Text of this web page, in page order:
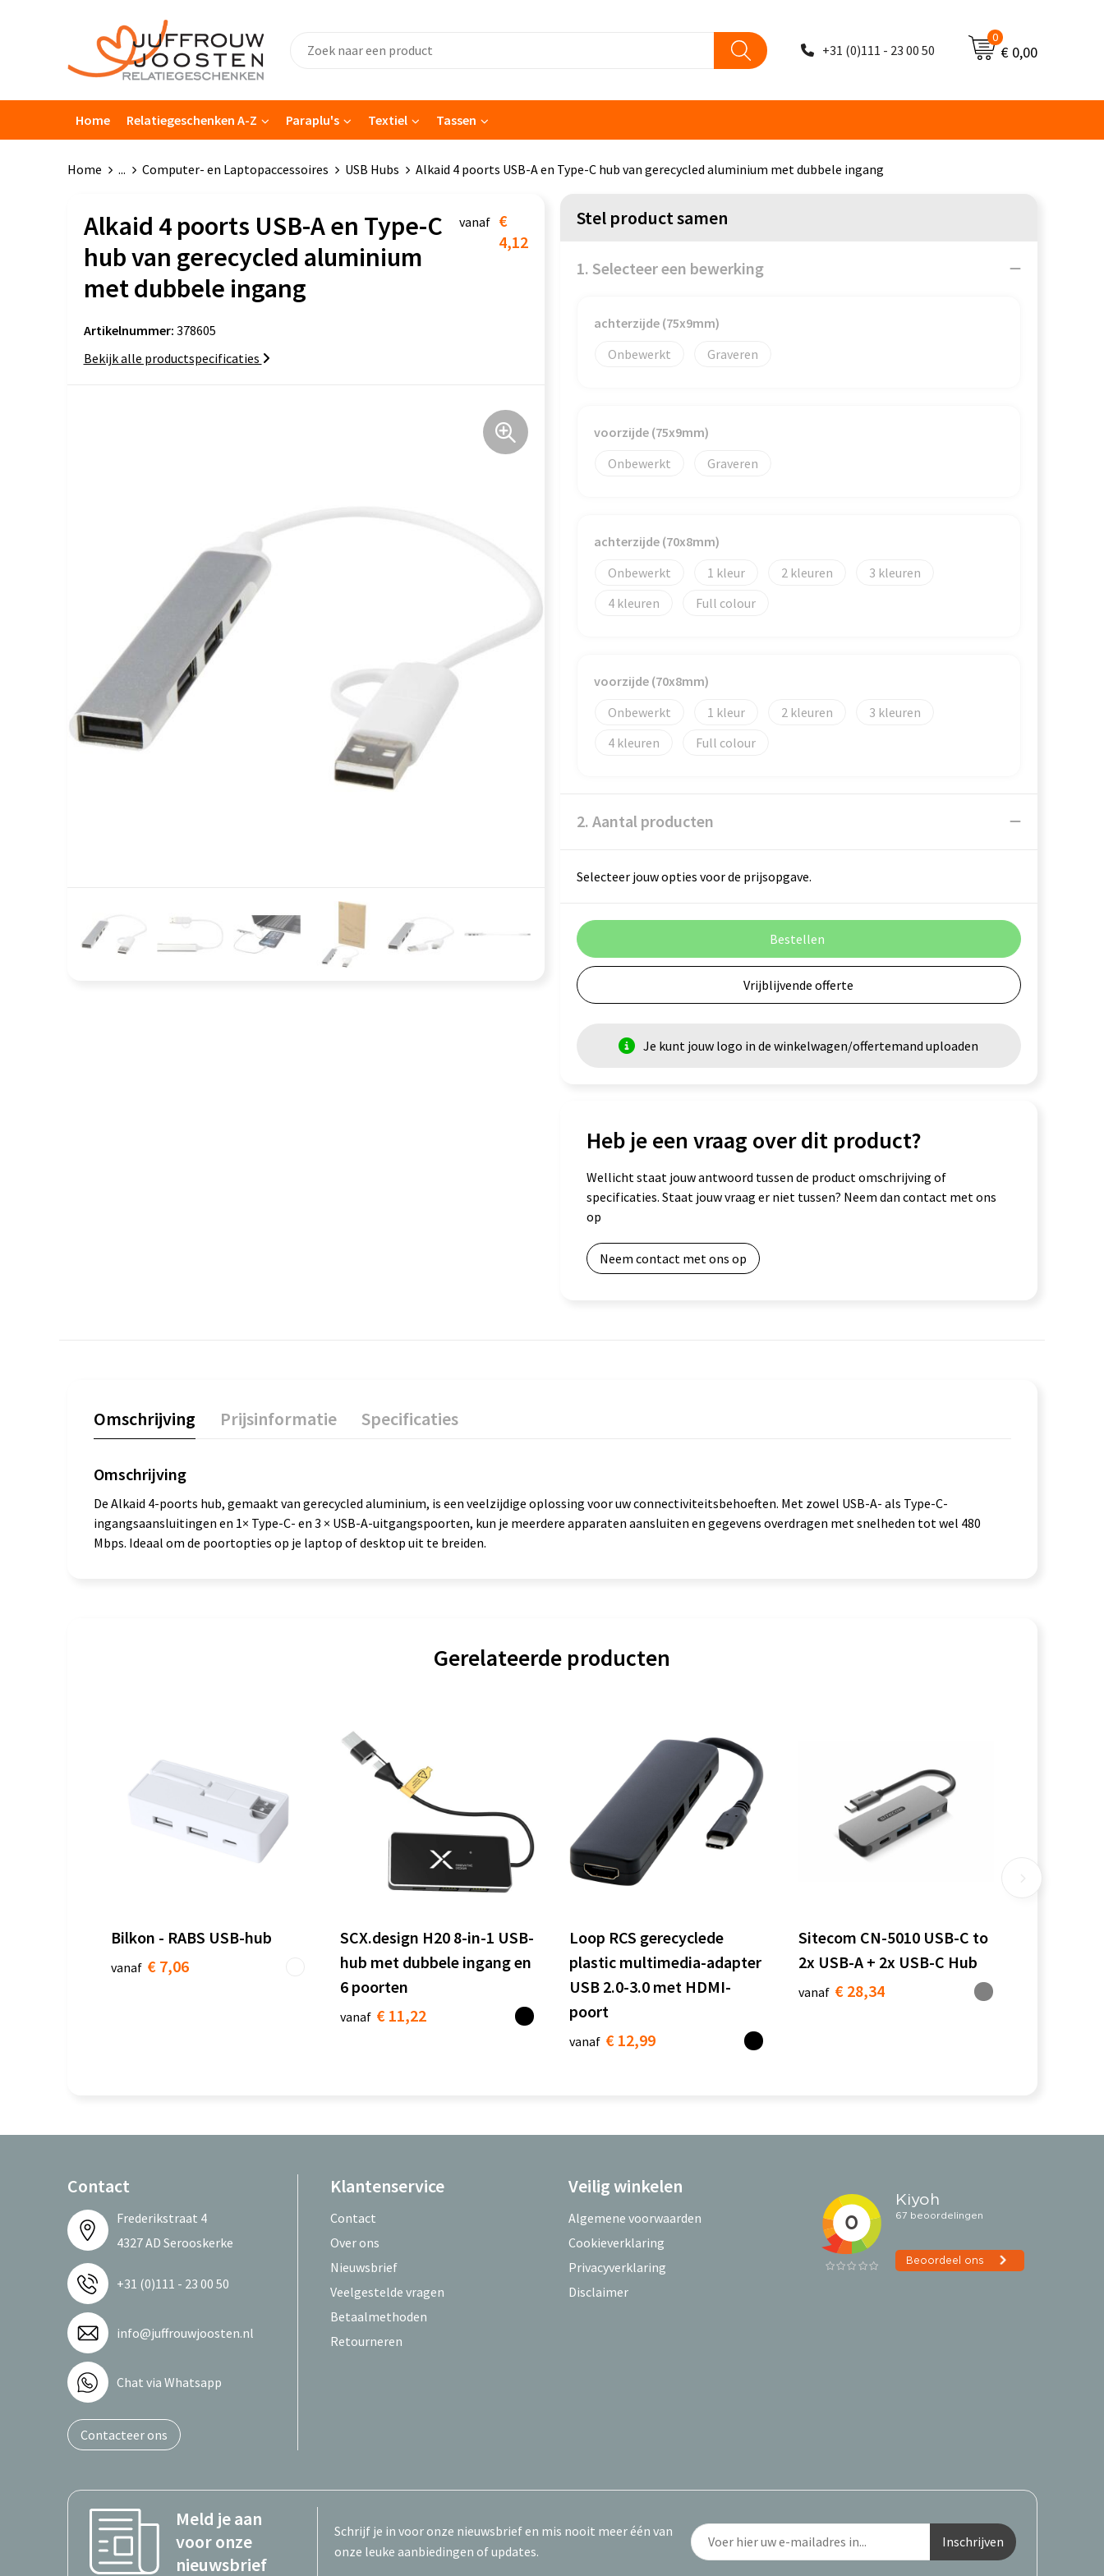
+31 (0)111 - 23 00 50
0
€ 0,00
Home Relatiegeschenken A-Z Paraplu's Textiel Tassen
Home ... Computer- en Laptopaccessoires USB Hubs Alkaid 4 poorts USB-A en Type-C hub van gerecycled aluminium met dubbele ingang
Alkaid 4 poorts USB-A en Type-C
hub van gerecycled aluminium
met dubbele ingang
vanaf €
4,12
Artikelnummer: 378605
Bekijk alle productspecificaties
Stel product samen
1. Selecteer een bewerking
achterzijde (75x9mm)
Onbewerkt
Graveren
voorzijde (75x9mm)
Onbewerkt
Graveren
achterzijde (70x8mm)
Onbewerkt
1 2
3
4
Full colour
voorzijde (70x8mm)
Onbewerkt
1 2
3
4
Full colour
2. Aantal producten
Selecteer jouw opties voor de prijsopgave.
Bestellen
Vrijblijvende offerte
Je kunt jouw logo in de winkelwagen/offertemand uploaden
Heb je een vraag over dit product?
Wellicht staat jouw antwoord tussen de product omschrijving of
specificaties. Staat jouw vraag er niet tussen? Neem dan contact met ons
op
Neem contact met ons op
Omschrijving Prijsinformatie Specificaties
Omschrijving
De Alkaid 4-poorts hub, gemaakt van gerecycled aluminium, is een veelzijdige oplossing voor uw connectiviteitsbehoeften. Met zowel USB-A- als Type-C-
ingangsaansluitingen en 1× Type-C- en 3 × USB-A-uitgangspoorten, kun je meerdere apparaten aansluiten en gegevens overdragen met snelheden tot wel 480
Mbps. Ideaal om de poortopties op je laptop of desktop uit te breiden.
Gerelateerde producten
Bilkon - RABS USB-hub
vanaf € 7,06
SCX.design H20 8-in-1 USB-
hub met dubbele ingang en
6 poorten
vanaf € 11,22
Loop RCS gerecyclede
plastic multimedia-adapter
USB 2.0-3.0 met HDMI-
poort
vanaf € 12,99
Sitecom CN-5010 USB-C to
2x USB-A + 2x USB-C Hub
vanaf € 28,34
Contact
Frederikstraat 4
4327 AD Serooskerke
+31 (0)111 - 23 00 50
info@juffrouwjoosten.nl
Chat via Whatsapp
Contacteer ons
Klantenservice
Contact
Over ons
Nieuwsbrief
Veelgestelde vragen
Betaalmethoden
Retourneren
Veilig winkelen
Algemene voorwaarden
Cookieverklaring
Privacyverklaring
Disclaimer
Meld je aan
voor onze
nieuwsbrief
Schrijf je in voor onze nieuwsbrief en mis nooit meer één van
onze leuke aanbiedingen of updates.